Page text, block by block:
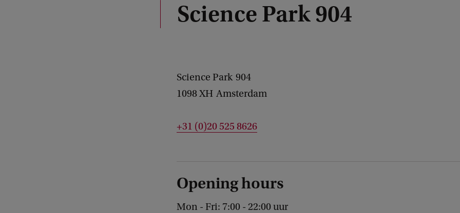
Science Park 904
Science Park 904
1098 XH Amsterdam
+31 (0)20 525 8626
Opening hours
Mon - Fri: 7:00 - 22:00 uur